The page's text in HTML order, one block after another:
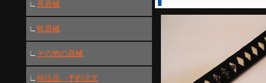
∟長器械
∟軟器械
∟ その他の器械
∟特注品 予約注文